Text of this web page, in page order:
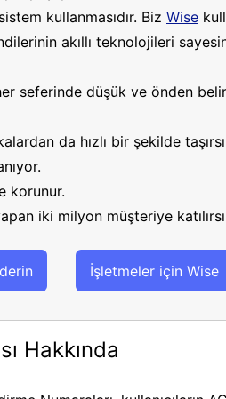
kullanmasıdır. Biz Wise
akıllı teknolojileri
seferinde düşük ve önden
da hızlı bir şekilde
korunur.
iki milyon müşteriye
İşletmeler için Wise
Hakkında